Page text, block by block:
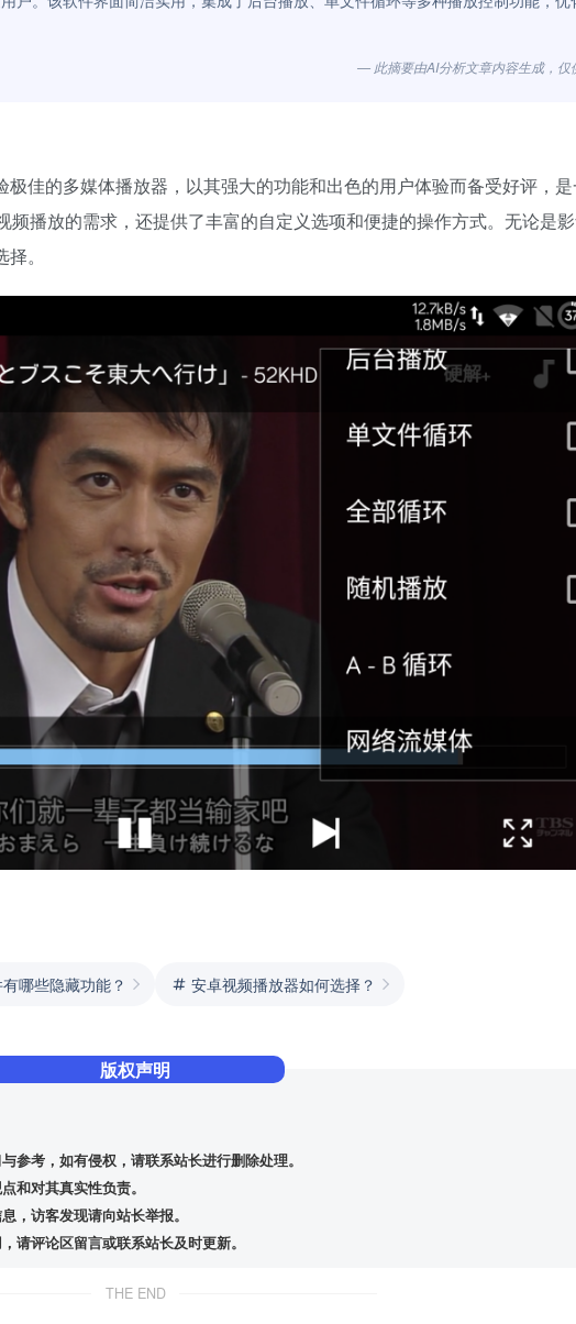
— 此摘要由AI分析文章内容生成，仅
佳的多媒体播放器，以其强大的功能和出色的用户体验而备受好评，
播放的需求，还提供了丰富的自定义选项和便捷的操作方式。无论是
。
哪些隐藏功能？ 安卓视频播放器如何选择？
版权声明
参考，如有侵权，请联系站长进行删除处理。
和对其真实性负责。
，访客发现请向站长举报。
请评论区留言或联系站长及时更新。
THE END